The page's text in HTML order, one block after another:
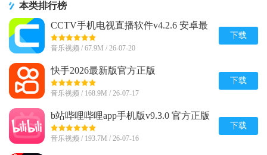
本类排行榜
CCTV手机电视直播软件v4.2.6 安卓最
新版
音乐视频 / 67.9M / 26-07-20
下载
快手2026最新版官方正版
v14.6.20.49153 安卓版
音乐视频 / 168.9M / 26-07-17
下载
b站哔哩哔哩app手机版v9.3.0 官方正版
音乐视频 / 193.7M / 26-07-16
下载